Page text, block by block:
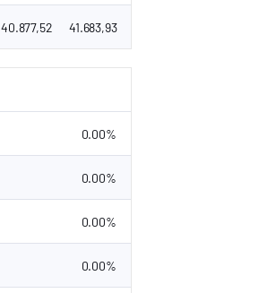
40.877,52 41.683,93
0.00%
0.00%
0.00%
0.00%